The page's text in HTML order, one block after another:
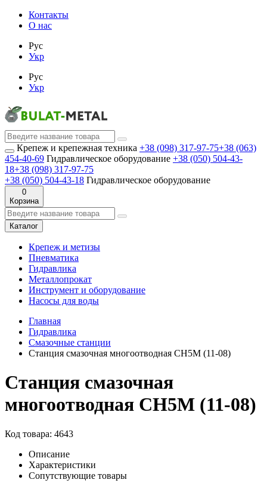
Контакты
О нас
Рус
Укр
Рус
Укр
Крепеж и крепежная техника +38 (098) 317-97-75+38 (063)
454-40-69 Гидравлическое оборудование +38 (050) 504-43-
18+38 (098) 317-97-75
+38 (050) 504-43-18 Гидравлическое оборудование
0
Корзина
Каталог
Крепеж и метизы
Пневматика
Гидравлика
Металлопрокат
Инструмент и оборудование
Насосы для воды
Главная
Гидравлика
Смазочные станции
Станция смазочная многоотводная СН5М (11-08)
Станция смазочная
многоотводная СН5М (11-08)
Код товара: 4643
Описание
Характеристики
Сопутствующие товары